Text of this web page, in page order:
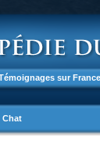
sur
Chat